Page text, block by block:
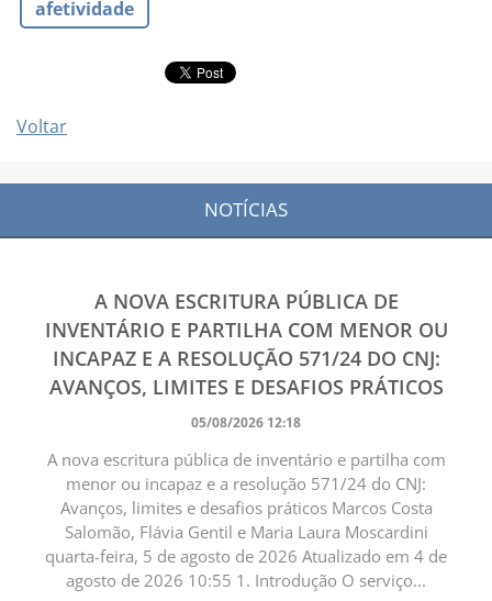
afetividade
Voltar
NOTÍCIAS
A NOVA ESCRITURA PÚBLICA DE
INVENTÁRIO E PARTILHA COM MENOR OU
INCAPAZ E A RESOLUÇÃO 571/24 DO CNJ:
AVANÇOS, LIMITES E DESAFIOS PRÁTICOS
05/08/2026 12:18
A nova escritura pública de inventário e partilha com
menor ou incapaz e a resolução 571/24 do CNJ:
Avanços, limites e desafios práticos Marcos Costa
Salomão, Flávia Gentil e Maria Laura Moscardini
quarta-feira, 5 de agosto de 2026 Atualizado em 4 de
agosto de 2026 10:55 1. Introdução O serviço...